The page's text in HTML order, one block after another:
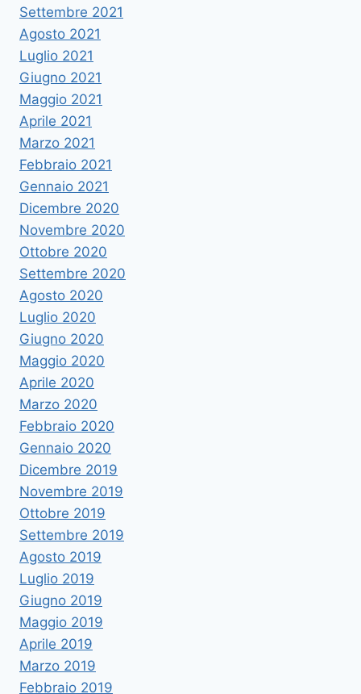
Settembre 2021
Agosto 2021
Luglio 2021
Giugno 2021
Maggio 2021
Aprile 2021
Marzo 2021
Febbraio 2021
Gennaio 2021
Dicembre 2020
Novembre 2020
Ottobre 2020
Settembre 2020
Agosto 2020
Luglio 2020
Giugno 2020
Maggio 2020
Aprile 2020
Marzo 2020
Febbraio 2020
Gennaio 2020
Dicembre 2019
Novembre 2019
Ottobre 2019
Settembre 2019
Agosto 2019
Luglio 2019
Giugno 2019
Maggio 2019
Aprile 2019
Marzo 2019
Febbraio 2019